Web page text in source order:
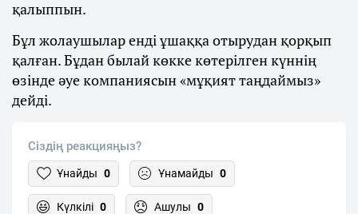
қалыппын.
Бұл жолаушылар енді ұшаққа отырудан қорқып
қалған. Бұдан былай көкке көтерілген күннің
өзінде әуе компаниясын «мұқият таңдаймыз»
дейді.
Сіздің реакцияңыз?
Ұнайды 0 Ұнамайды 0
Күлкілі 0 Ашулы 0